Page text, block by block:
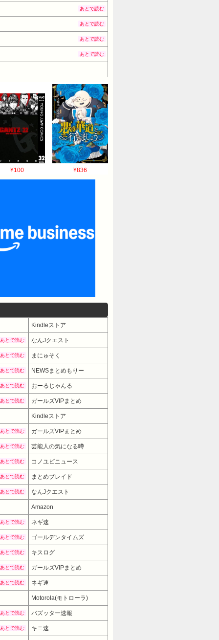
あとで読む
あとで読む
あとで読む
あとで読む
¥100 ¥836
Kindleストア
あとで読む なんJクエスト
あとで読む まにゅそく
あとで読む NEWSまとめもりー
あとで読む おーるじゃんる
あとで読む ガールズVIPまとめ
Kindleストア
あとで読む ガールズVIPまとめ
あとで読む 芸能人の気になる噂
あとで読む コノユビニュース
あとで読む まとめブレイド
あとで読む なんJクエスト
Amazon
あとで読む ネギ速
あとで読む ゴールデンタイムズ
あとで読む キスログ
あとで読む ガールズVIPまとめ
あとで読む ネギ速
59800円 → 44820円 （10:30時点）
Motorola(モトローラ)
あとで読む バズッター速報
あとで読む キニ速